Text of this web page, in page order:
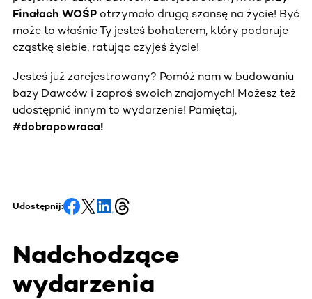
Finałach WOŚP otrzymało drugą szansę na życie! Być
może to właśnie Ty jesteś bohaterem, który podaruje
cząstkę siebie, ratując czyjeś życie!
Jesteś już zarejestrowany? Pomóż nam w budowaniu
bazy Dawców i zaproś swoich znajomych! Możesz też
udostępnić innym to wydarzenie! Pamiętaj,
#dobropowraca!
Udostępnij:
Nadchodzące
wydarzenia